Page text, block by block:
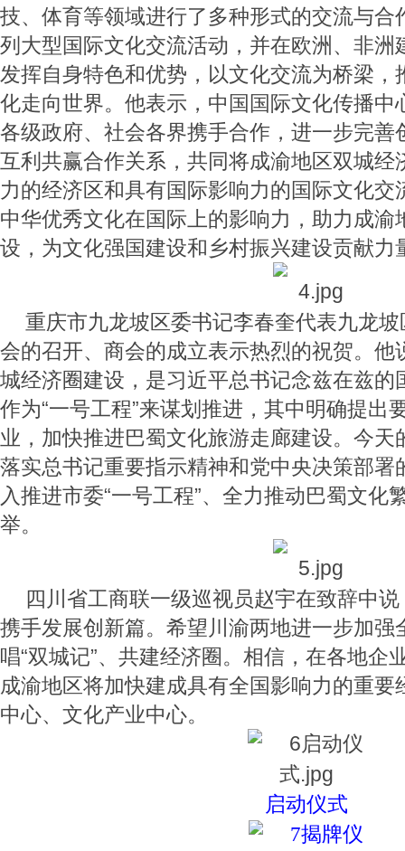
技、体育等领域进行了多种形式的交流与合
列大型国际文化交流活动，并在欧洲、非洲
发挥自身特色和优势，以文化交流为桥梁，
化走向世界。他表示，中国国际文化传播中
各级政府、社会各界携手合作，进一步完善
互利共赢合作关系，共同将成渝地区双城经
力的经济区和具有国际影响力的国际文化交
中华优秀文化在国际上的影响力，助力成渝
设，为文化强国建设和乡村振兴建设贡献力
重庆市九龙坡区委书记李春奎代表九龙
会的召开、商会的成立表示热烈的祝贺。他
城经济圈建设，是习近平总书记念兹在兹的
作为“一号工程”来谋划推进，其中明确提出
业，加快推进巴蜀文化旅游走廊建设。今天
落实总书记重要指示精神和党中央决策部署
入推进市委“一号工程”、全力推动巴蜀文化
举。
四川省工商联一级巡视员赵宇在致辞中
携手发展创新篇。希望川渝两地进一步加强
唱“双城记”、共建经济圈。相信，在各地企
成渝地区将加快建成具有全国影响力的重要
中心、文化产业中心。
启动仪式